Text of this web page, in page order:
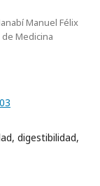
Manuel Félix
Medicina
digestibilidad,